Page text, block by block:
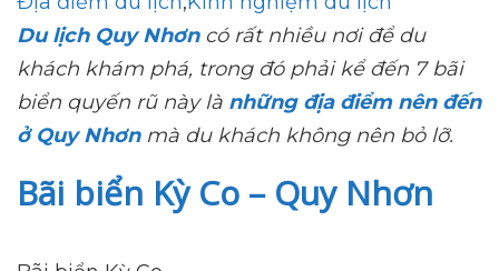
Du lịch Quy Nhơncó rất nhiều nơi để du
khách khám phá, trong đó phải kể đến 7 bãi
biển quyến rũ này là những địa điểm nên đến
ở Quy Nhơnmà du khách không nên bỏ lỡ.
Bãi biển Kỳ Co – Quy Nhơn